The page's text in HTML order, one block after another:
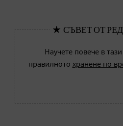
Научете повече в
правилното хранене по